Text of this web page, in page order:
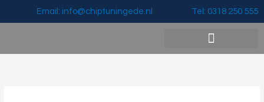
Email: info@chiptuningede.nl Tel: 0318 250 555